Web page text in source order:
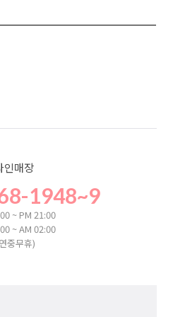
인매장
1948~9
~ PM 21:00
~ AM 02:00
중무휴)